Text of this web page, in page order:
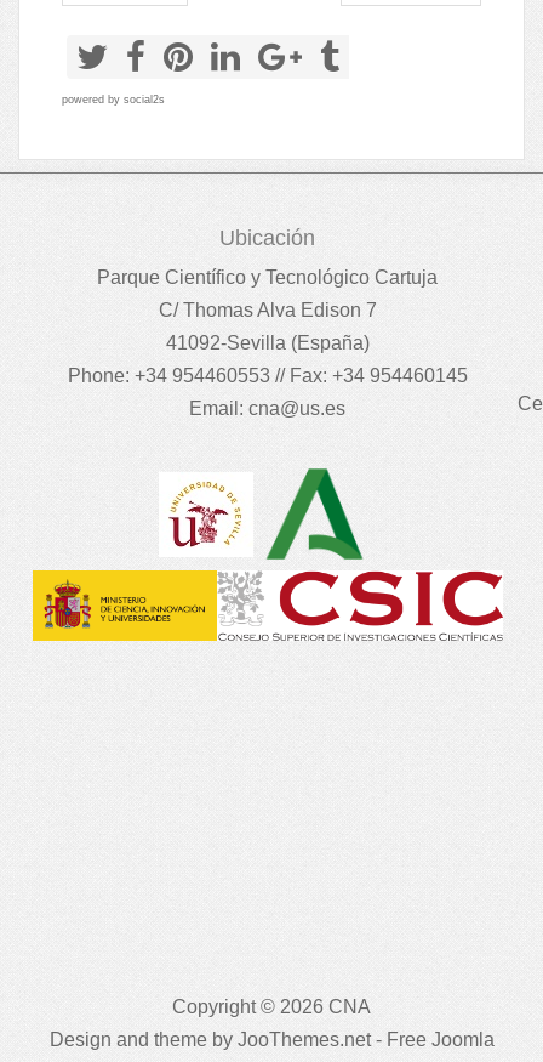
powered by social2s
Ubicación
Parque Científico y Tecnológico Cartuja
C/ Thomas Alva Edison 7
41092-Sevilla (España)
Phone: +34 954460553 // Fax: +34 954460145
Email: cna@us.es
Copyright © 2026 CNA
Design and theme by JooThemes.net - Free Joomla